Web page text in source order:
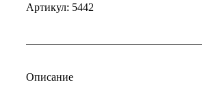
Артикул: 5442
Описание